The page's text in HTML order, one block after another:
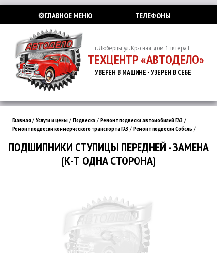
⚙️ГЛАВНОЕ МЕНЮ ТЕЛЕФОНЫ
г. Люберцы, ул. Красная, дом 1 литера Е
ТЕХЦЕНТР «АВТОДЕЛО»
УВЕРЕН В МАШИНЕ - УВЕРЕН В СЕБЕ
Главная / Услуги и цены / Подвеска / Ремонт подвески автомобилей ГАЗ /
Ремонт подвески коммерческого транспорта ГАЗ / Ремонт подвески Соболь /
ПОДШИПНИКИ СТУПИЦЫ ПЕРЕДНЕЙ - ЗАМЕНА
(К-Т ОДНА СТОРОНА)